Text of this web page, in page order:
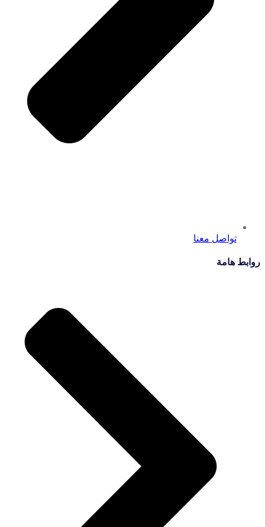
تواصل معنا
روابط هامة